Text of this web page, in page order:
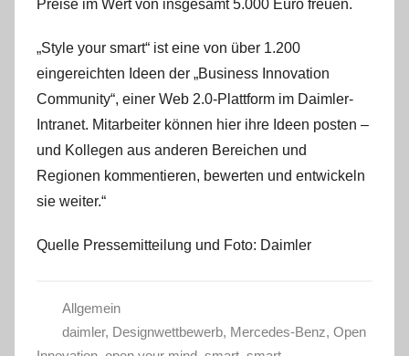
Preise im Wert von insgesamt 5.000 Euro freuen.
„Style your smart“ ist eine von über 1.200
eingereichten Ideen der „Business Innovation
Community“, einer Web 2.0-Plattform im Daimler-
Intranet. Mitarbeiter können hier ihre Ideen posten –
und Kollegen aus anderen Bereichen und
Regionen kommentieren, bewerten und entwickeln
sie weiter.“
Quelle Pressemitteilung und Foto: Daimler
Allgemein
daimler, Designwettbewerb, Mercedes-Benz, Open